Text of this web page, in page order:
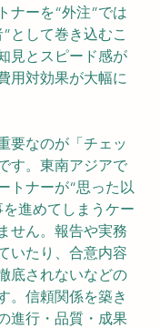
ナーを“外注”では
として巻き込むこ
見とスピード感が
用対効果が大幅に
要なのが「チェッ
す。東南アジアで
トナーが“思った以
進めてしまうケー
せん。報告や実務
いたり、合意内容
底されないなどの
。信頼関係を築き
進行・品質・成果